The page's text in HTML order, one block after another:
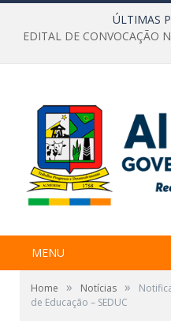
ÚLTIMAS
EDITAL DE CONVOCAÇÃO
MENU
Home » Notícias »
de Educação – SEDUC